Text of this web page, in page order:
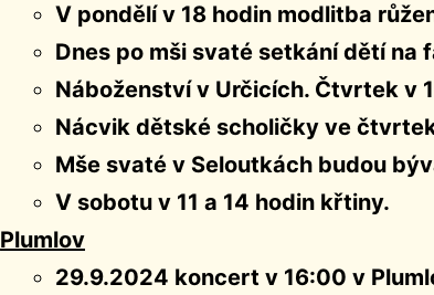
V pondělí v 18 hodin modlitba
Dnes po mši svaté setkání dětí na
Náboženství v Určicích. Čtvrtek v
Nácvik dětské scholičky ve
Mše svaté v Seloutkách budou
V sobotu v 11 a 14 hodin křtiny.
Plumlov
29.9.2024 koncert v 16:00 v